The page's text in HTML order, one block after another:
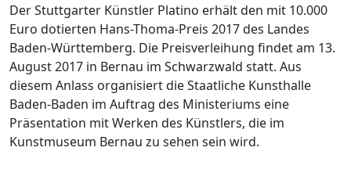
Der Stuttgarter Künstler Platino erhält den mit 10.000
Euro dotierten Hans-Thoma-Preis 2017 des Landes
Baden-Württemberg. Die Preisverleihung findet am 13.
August 2017 in Bernau im Schwarzwald statt. Aus
diesem Anlass organisiert die Staatliche Kunsthalle
Baden-Baden im Auftrag des Ministeriums eine
Präsentation mit Werken des Künstlers, die im
Kunstmuseum Bernau zu sehen sein wird.